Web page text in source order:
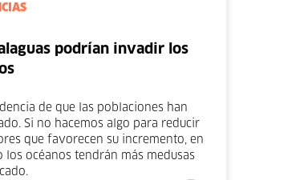
podrían invadir los
de que las poblaciones han
Si no hacemos algo para reducir
que favorecen su incremento, en
los océanos tendrán más medusas